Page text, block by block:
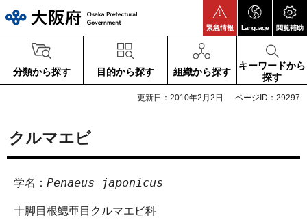
緊急情報 Language 閲覧補助
分類から探す 目的から探す 組織から探す
キーワードから
探す
更新日：2010年2月2日 ページID：29297
クルマエビ
学名： Penaeus japonicus
十脚目根鰓亜目クルマエビ科